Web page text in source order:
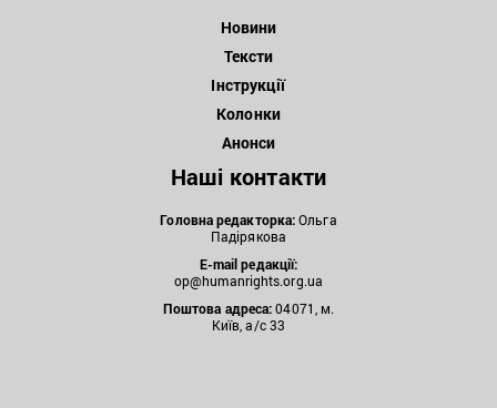
Новини
Тексти
Інструкції
Колонки
Анонси
Наші контакти
Головна редакторка:Ольга
Падірякова
E-mail редакції:
op@humanrights.org.ua
Поштова адреса:04071, м.
Київ, а/с 33